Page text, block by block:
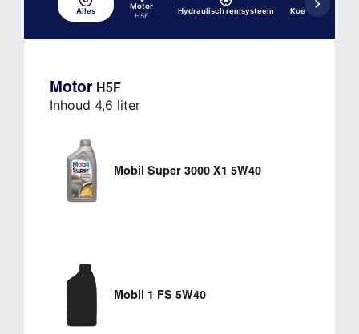
Alles
Motor
H5F
Hydraulisch remsysteem Koelsysteem
Motor H5F
Inhoud 4,6 liter
Mobil Super 3000 X1 5W40
Mobil 1 FS 5W40